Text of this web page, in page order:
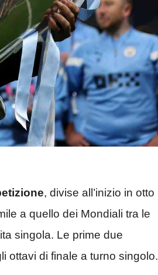
, divise all’inizio in otto
a quello dei Mondiali tra le
singola. Le prime due
ottavi di finale a turno singolo.